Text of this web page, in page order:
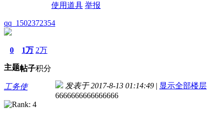
使用道具 举报
qq_1502372354
0
主题
1万
帖子
2万
积分
工务使 发表于 2017-8-13 01:14:49 | 显示全部楼层
6666666666666666